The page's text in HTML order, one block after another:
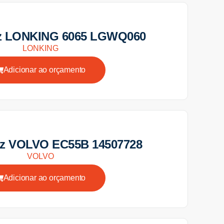
6065 LGWQ060
LONKING
Adicionar ao orçamento
VOLVO EC55B 14507728
VOLVO
Adicionar ao orçamento